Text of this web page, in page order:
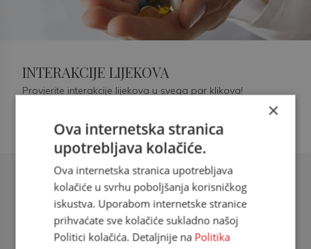
Šećerna bolest tip 2 = kardiovaskularna
doc. dr. sc. Višnja Kokić Maleš,
dr.med., specijalististica
INTERAKCIJE LIJEKOVA
Provjerite interakcije lijekova u svega par klikova!
×
Ova internetska stranica
upotrebljava kolačiće.
Ova internetska stranica upotrebljava
kolačiće u svrhu poboljšanja korisničkog
iskustva. Uporabom internetske stranice
prihvaćate sve kolačiće sukladno našoj
Politici kolačića. Detaljnije na Politika